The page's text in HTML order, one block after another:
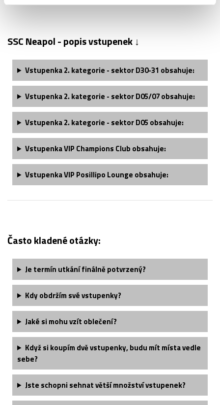
SSC Neapol - popis vstupenek ↓
Vstupenka 2. kategorie - sektor D30-31 obsahuje:
Vstupenka 2. kategorie - sektor D05/07 obsahuje:
Vstupenka 2. kategorie - sektor D05 obsahuje:
Vstupenka VIP Champions Club obsahuje:
Vstupenka VIP Posillipo Lounge obsahuje:
Často kladené otázky:
Je termín utkání finálně potvrzený?
Kdy obdržím své vstupenky?
Jaké si mohu vzít oblečení?
Když si koupím dvě vstupenky, budu mít místa vedle
sebe?
Jste schopni sehnat větší množství vstupenek?